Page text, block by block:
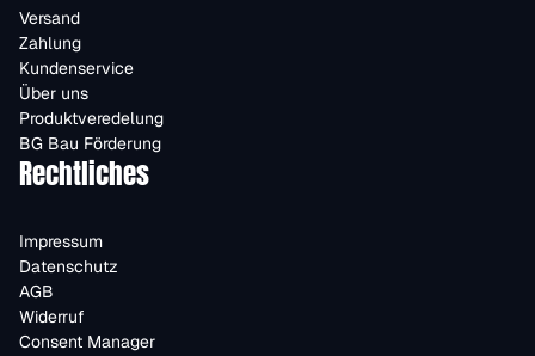
Versand
Zahlung
Kundenservice
Über uns
Produktveredelung
BG Bau Förderung
Rechtliches
Impressum
Datenschutz
AGB
Widerruf
Consent Manager